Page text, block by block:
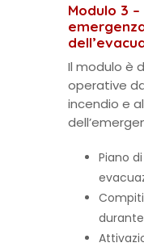
Modulo 3
Il modulo è
operative
incendio e
Piano